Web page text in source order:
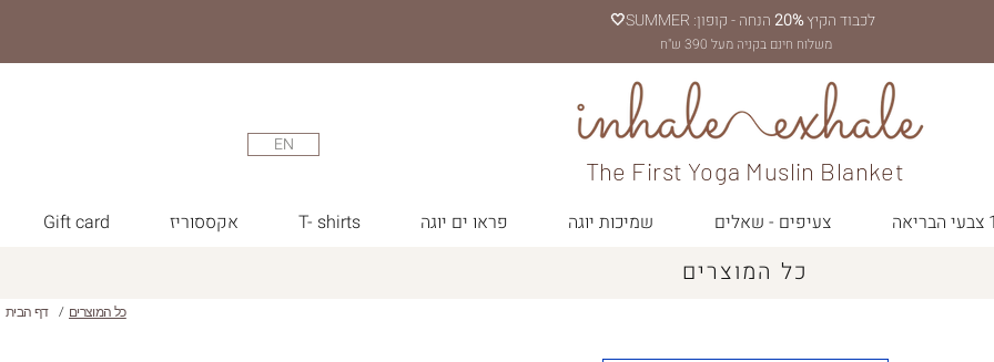
לכבוד הקיץ20%הנחה - קופון: SUMMER 🤍
משלוח חינם בקניה מעל 390 ש"ח
EN
The First Yoga Muslin Blanket
צעיפים - שאלים שמיכות יוגה פראו ים יוגה T- shirts אקססוריז Gift card
דף הבית / כל המוצרים
כל המוצרים